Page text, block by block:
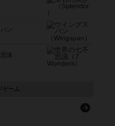
ン
議
ゲーム